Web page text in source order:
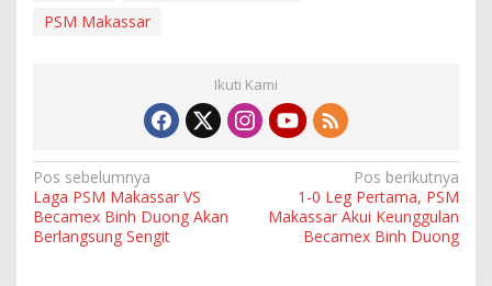
PSM Makassar
Ikuti Kami
N
a
v
Pos sebelumnya
Laga PSM Makassar VS
Becamex Binh Duong Akan
Berlangsung Sengit
Pos berikutnya
1-0 Leg Pertama, PSM
Makassar Akui Keunggulan
Becamex Binh Duong